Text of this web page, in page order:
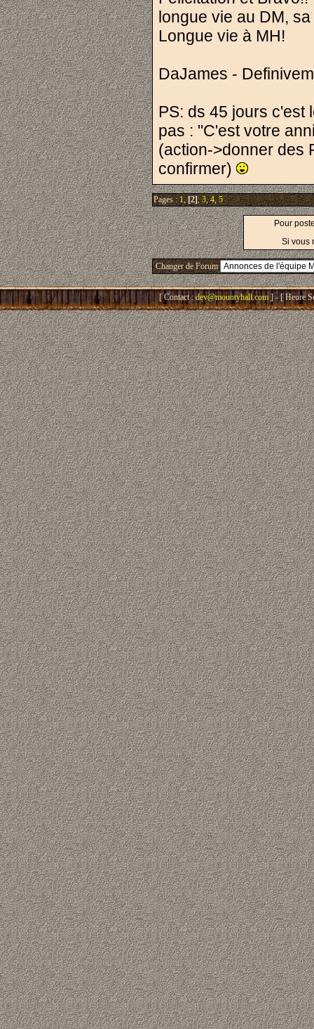
longue vie au DM,
Longue vie à MH!
DaJames -
PS: ds 45 jours c'est
pas : "C'est votre
(action->donner des
confirmer)
Pages :1,[2],3,4,5
Pour
Si vous
Changer de Forum
[ Contact : dev@mountyhall.com ] - [ Heure